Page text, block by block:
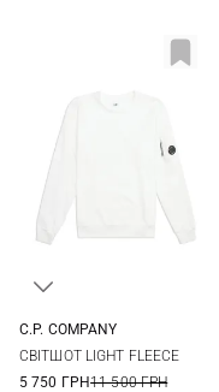
C.P. COMPANY
СВІТШОТ LIGHT FLEECE
5 750 ГРН11 500 ГРН